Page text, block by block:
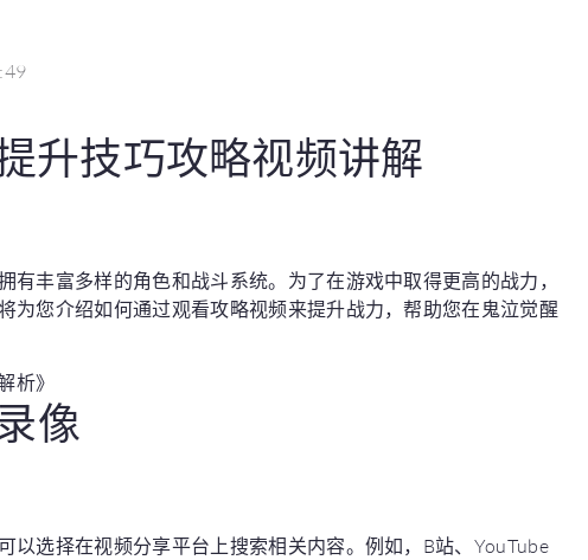
升技巧攻略视频讲解
有丰富多样的角色和战斗系统。为了在游戏中取得更高的战力，
为您介绍如何通过观看攻略视频来提升战力，帮助您在鬼泣觉醒
像
以选择在视频分享平台上搜索相关内容。例如，B站、YouTube